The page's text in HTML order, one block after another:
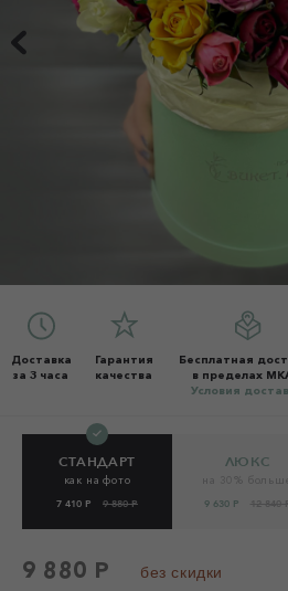
Доставка
за 3 часа
Гарантия
качества
Бесплатная
в пределах
Условия
СТАНДАРТ
как на фото
7 410 Р 9 880 Р
ЛЮКС
9 630 Р 12 840
9 880 Р без скидки